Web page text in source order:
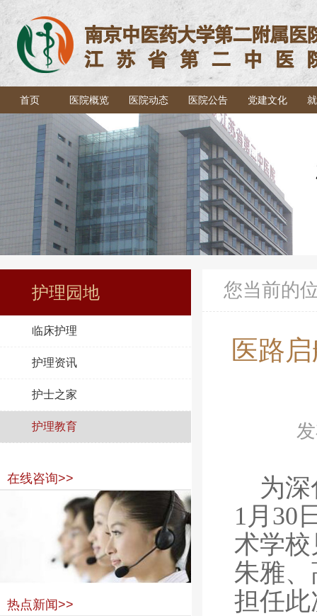
首页 医院概览 医院动态 医院公告 党建文化
护理园地
临床护理
护理资讯
护士之家
护理教育
在线咨询>>
热点新闻>>
您当前的
医路
为
1月30
术学
朱雅
担任